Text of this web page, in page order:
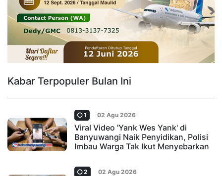
Kabar Terpopuler Bulan Ini
1 02 Agu 2026
Viral Video 'Yank Wes Yank' di
Banyuwangi Naik Penyidikan, Polisi
Imbau Warga Tak Ikut Menyebarkan
2 02 Agu 2026